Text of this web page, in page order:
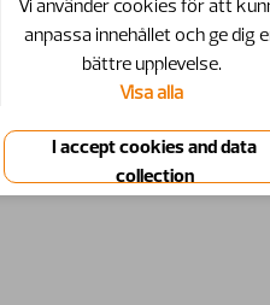
Vi använder cookies för att
anpassa innehållet och ge dig
bättre upplevelse.
Visa alla